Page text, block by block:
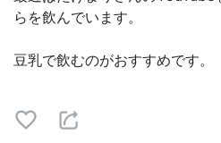
らを飲んでいます。
豆乳で飲むのがおすすめです。